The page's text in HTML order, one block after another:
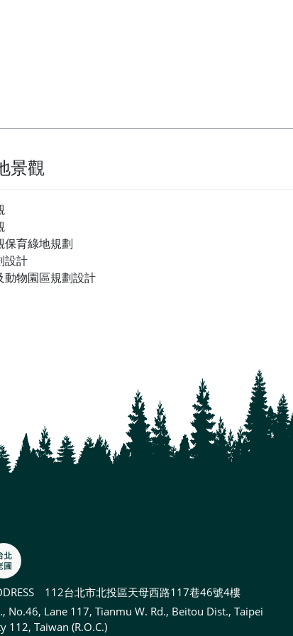
景觀
保育綠地規劃
設計
動物園區規劃設計
112台北市北投區天母西路117巷46號4樓
No.46, Lane 117, Tianmu W. Rd., Beitou Dist., Taipei
112, Taiwan (R.O.C.)